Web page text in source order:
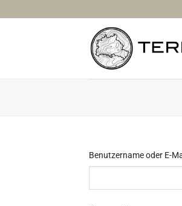
Inhalt
Benutzername oder E-